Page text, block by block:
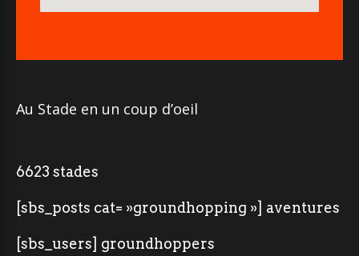
Au Stade en un coup d’oeil
6623 stades
[sbs_posts cat= »groundhopping »] aventures
[sbs_users] groundhoppers